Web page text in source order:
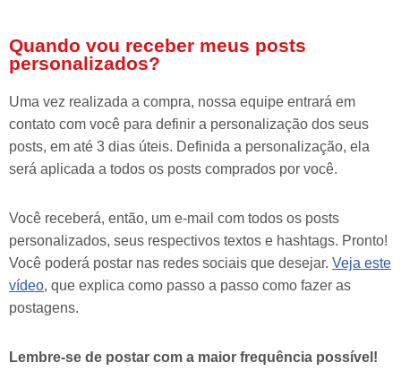
Quando vou receber meus posts
personalizados?
Uma vez realizada a compra, nossa equipe entrará em
contato com você para definir a personalização dos seus
posts, em até 3 dias úteis. Definida a personalização, ela
será aplicada a todos os posts comprados por você.
Você receberá, então, um e-mail com todos os posts
personalizados, seus respectivos textos e hashtags. Pronto!
Você poderá postar nas redes sociais que desejar. Veja este
vídeo, que explica como passo a passo como fazer as
postagens.
Lembre-se de postar com a maior frequência possível!